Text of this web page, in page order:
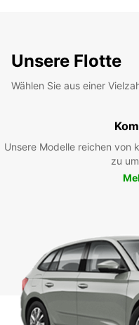
Unsere Flotte
Wählen Sie aus einer
Unsere Modelle reichen
zu